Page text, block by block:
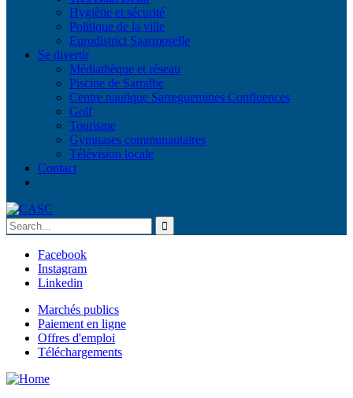
Hygiène et sécurité
Politique de la ville
Eurodistrict Saarmoselle
Se divertir
Médiathèque et réseau
Piscine de Sarralbe
Centre nautique Sarreguemines Confluences
Golf
Tourisme
Gymnases communautaires
Télévision locale
Contact
Facebook
Instagram
Linkedin
Marchés publics
Paiement en ligne
Offres d'emploi
Téléchargements